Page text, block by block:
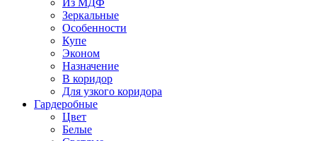
Из МДФ
Зеркальные
Особенности
Купе
Эконом
Назначение
В коридор
Для узкого коридора
Гардеробные
Цвет
Белые